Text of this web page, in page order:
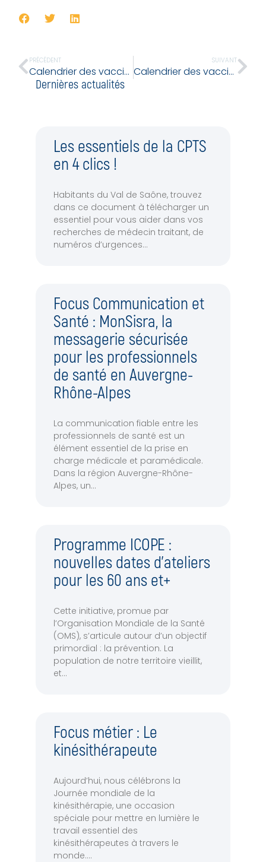
PRÉCÉDENT
Calendrier des vaccinations et recommandations vaccinales 2024
SUIVANT
Calendrier des vaccinations et recommandations vaccinales 2025
Dernières actualités
Les essentiels de la CPTS
en 4 clics !
Habitants du Val de Saône, trouvez
dans ce document à télécharger un
essentiel pour vous aider dans vos
recherches de médecin traitant, de
numéros d’urgences
Focus Communication et
Santé : MonSisra, la
messagerie sécurisée
pour les professionnels
de santé en Auvergne-
Rhône-Alpes
La communication fiable entre les
professionnels de santé est un
élément essentiel de la prise en
charge médicale et paramédicale.
Dans la région Auvergne-Rhône-
Alpes, un
Programme ICOPE :
nouvelles dates d’ateliers
pour les 60 ans et+
Cette initiative, promue par
l’Organisation Mondiale de la Santé
(OMS), s’articule autour d’un objectif
primordial : la prévention. La
population de notre territoire vieillit,
et
Focus métier : Le
kinésithérapeute
Aujourd’hui, nous célébrons la
Journée mondiale de la
kinésithérapie, une occasion
spéciale pour mettre en lumière le
travail essentiel des
kinésithérapeutes à travers le
monde.